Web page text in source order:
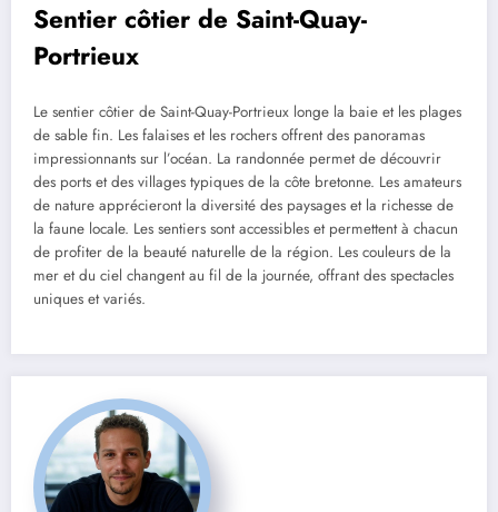
Sentier côtier de Saint-Quay-
Portrieux
Le sentier côtier de Saint-Quay-Portrieux longe la baie et les plages
de sable fin. Les falaises et les rochers offrent des panoramas
impressionnants sur l’océan. La randonnée permet de découvrir
des ports et des villages typiques de la côte bretonne. Les amateurs
de nature apprécieront la diversité des paysages et la richesse de
la faune locale. Les sentiers sont accessibles et permettent à chacun
de profiter de la beauté naturelle de la région. Les couleurs de la
mer et du ciel changent au fil de la journée, offrant des spectacles
uniques et variés.